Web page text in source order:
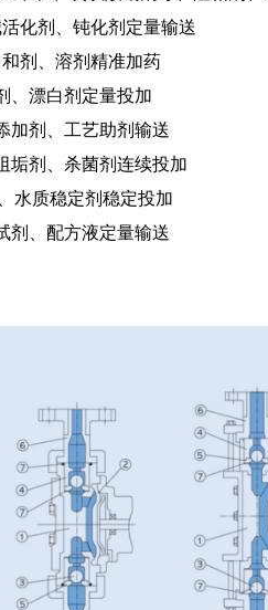
化剂、钝化剂定量输送
剂、溶剂精准加药
、漂白剂定量投加
加剂、工艺助剂输送
垢剂、杀菌剂连续投加
水质稳定剂稳定投加
剂、配方液定量输送